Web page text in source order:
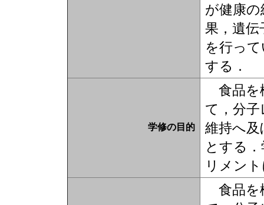
が健康
果，遺伝
を行っ
する．
学修の目的
食品を
て，分
維持へ
とする
リメン
食品を